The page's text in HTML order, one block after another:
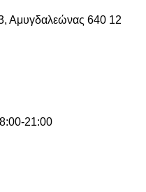
Αμυγδαλεώνας 640 12
21:00